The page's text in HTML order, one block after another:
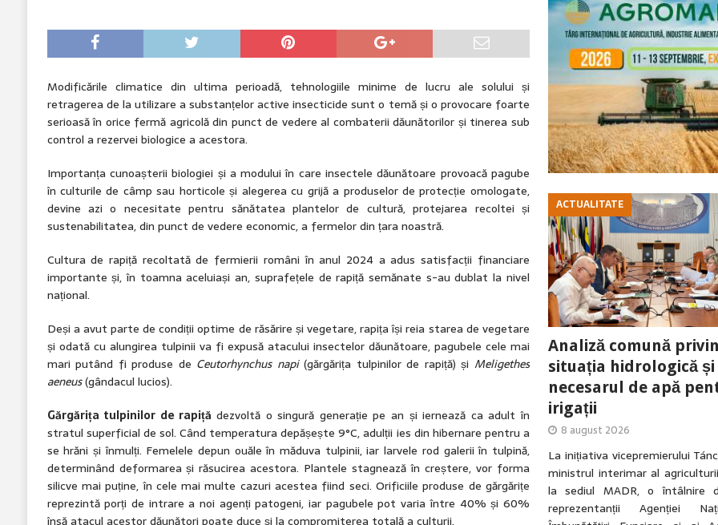
Modificările climatice din ultima perioadă, tehnologiile minime de lucru ale solului și
retragerea de la utilizare a substanțelor active insecticide sunt o temă și o provocare foarte
serioasă în orice fermă agricolă din punct de vedere al combaterii dăunătorilor și tinerea sub
control a rezervei biologice a acestora.
Importanța cunoașterii biologiei și a modului în care insectele dăunătoare provoacă pagube
în culturile de câmp sau horticole și alegerea cu grijă a produselor de protecție omologate,
devine azi o necesitate pentru sănătatea plantelor de cultură, protejarea recoltei și
sustenabilitatea, din punct de vedere economic, a fermelor din țara noastră.
Cultura de rapiță recoltată de fermierii români în anul 2024 a adus satisfacții financiare
importante și, în toamna aceluiași an, suprafețele de rapiță semănate s-au dublat la nivel
național.
Deși a avut parte de condiții optime de răsărire și vegetare, rapița își reia starea de vegetare
și odată cu alungirea tulpinii va fi expusă atacului insectelor dăunătoare, pagubele cele mai
mari putând fi produse de Ceutorhynchus napi(gărgărița tulpinilor de rapiță) și Meligethes
aeneus(gândacul lucios).
Gărgărița tulpinilor de rapiță dezvoltă o singură generație pe an și iernează ca adult în
stratul superficial de sol. Când temperatura depășește 9°C, adulții ies din hibernare pentru a
se hrăni și înmulți. Femelele depun ouăle în măduva tulpinii, iar larvele rod galerii în tulpină,
determinând deformarea și răsucirea acestora. Plantele stagnează în creștere, vor forma
silicve mai puține, în cele mai multe cazuri acestea fiind seci. Orificiile produse de gărgărițe
reprezintă porți de intrare a noi agenți patogeni, iar pagubele pot varia între 40% și 60%
însă atacul acestor dăunători poate duce și la compromiterea totală a culturii.
ACTUALITATE
Analiză comună
situația hidrologică și
necesarul de apă
irigații
8 august 2026
La inițiativa vicepremierului
ministrul interimar al
la sediul MADR, o întâlnire
reprezentanții Agenției